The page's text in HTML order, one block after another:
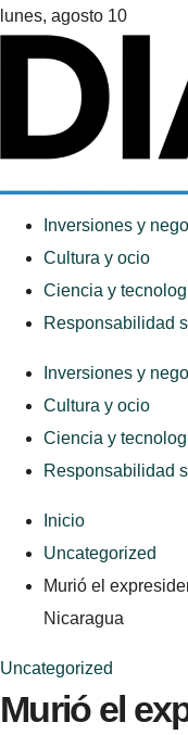
lunes, agosto 10
Inversiones y
Cultura y ocio
Ciencia y
Responsabilidad
Inversiones y
Cultura y ocio
Ciencia y
Responsabilidad
Inicio
Uncategorized
Murió el
Nicaragua
Uncategorized
Murió el